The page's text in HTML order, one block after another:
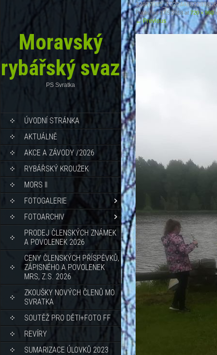
Moravský
rybářský svaz
PS Svratka
ÚVODNÍ STRÁNKA
AKTUÁLNĚ
AKCE A ZÁVODY /2026
RYBÁŘSKÝ KROUŽEK
MORS II
FOTOGALERIE
FOTOARCHIV
PRODEJ ČLENSKÝCH ZNÁMEK
A POVOLENEK 2026
CENY ČLENSKÝCH PŘÍSPĚVKŮ,
ZÁPISNÉHO A POVOLENEK
MRS, Z.S. 2026
ZKOUŠKY NOVÝCH ČLENŮ MO
SVRATKA
SOUTĚŽ PRO DĚTI+FOTO FF
REVÍRY
SUMARIZACE ÚLOVKŮ 2023
Published17.5.2018at720 × 960
←Previous